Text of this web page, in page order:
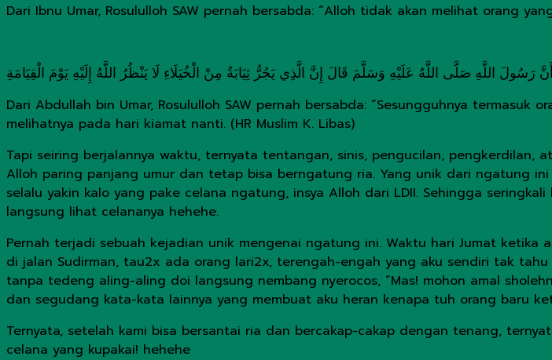
Dari Ibnu Umar, Rosululloh SAW pernah bersabda: “Alloh tidak akan melihat orang
رَسُولَ اللَّهِ صَلَّى اللَّهُ عَلَيْهِ وَسَلَّمَ قَالَ إِنَّ الَّذِي يَجُرُّ ثِيَابَةُ مِنْ الْخُيَلَاءِ لَا يَنْظُرُ اللَّهُ إِلَيْهِ يَوْمَ الْقِيَامَةِ
Dari Abdullah bin Umar, Rosululloh SAW pernah bersabda: “Sesungguhnya
melihatnya pada hari kiamat nanti. (HR Muslim K. Libas)
Tapi seiring berjalannya waktu, ternyata tentangan, sinis, pengucilan, pengkerdilan,
Alloh paring panjang umur dan tetap bisa berngatung ria. Yang unik dari ngatung
selalu yakin kalo yang pake celana ngatung, insya Alloh dari LDII. Sehingga
langsung lihat celananya hehehe.
Pernah terjadi sebuah kejadian unik mengenai ngatung ini. Waktu hari Jumat
di jalan Sudirman, tau2x ada orang lari2x, terengah-engah yang aku sendiri tak
tanpa tedeng aling-aling doi langsung nembang nyerocos, “Mas! mohon amal
dan segudang kata-kata lainnya yang membuat aku heran kenapa tuh orang baru
Ternyata, setelah kami bisa bersantai ria dan bercakap-cakap dengan tenang,
celana yang kupakai! hehehe